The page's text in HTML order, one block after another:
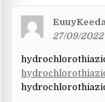
27/09/2022